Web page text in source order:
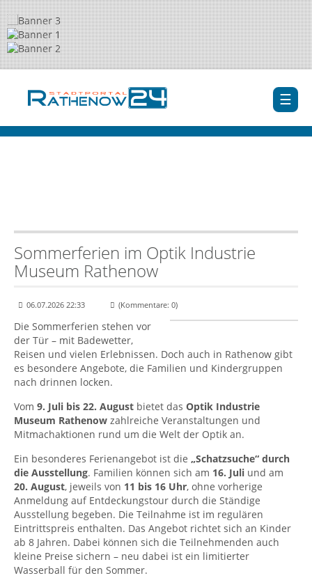
Sommerferien im Optik Industrie
Museum Rathenow
06.07.2026 22:33 (Kommentare: 0)
Die Sommerferien stehen vor
der Tür – mit Badewetter,
Reisen und vielen Erlebnissen. Doch auch in Rathenow gibt
es besondere Angebote, die Familien und Kindergruppen
nach drinnen locken.
Vom 9. Juli bis 22. August bietet das Optik Industrie
Museum Rathenow zahlreiche Veranstaltungen und
Mitmachaktionen rund um die Welt der Optik an.
Ein besonderes Ferienangebot ist die „Schatzsuche“ durch
die Ausstellung. Familien können sich am 16. Juli und am
20. August, jeweils von 11 bis 16 Uhr, ohne vorherige
Anmeldung auf Entdeckungstour durch die Ständige
Ausstellung begeben. Die Teilnahme ist im regulären
Eintrittspreis enthalten. Das Angebot richtet sich an Kinder
ab 8 Jahren. Dabei können sich die Teilnehmenden auch
kleine Preise sichern – neu dabei ist ein limitierter
Wasserball für den Sommer.